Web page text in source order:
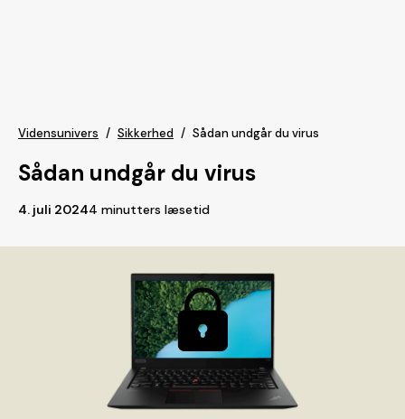
Vidensunivers / Sikkerhed / Sådan undgår du virus
Sådan undgår du virus
4. juli 20244 minutters læsetid